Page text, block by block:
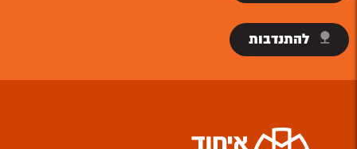
להתנדבות